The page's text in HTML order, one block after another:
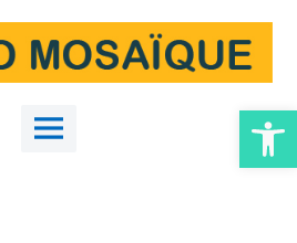
Ouvrir
Main
Menu